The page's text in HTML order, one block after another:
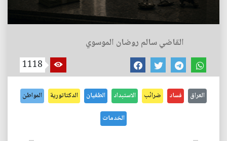
القاضي سالم روضان الموسوي
1118
العراق فساد ضرائب الاستبداد الطغيان الدكتاتورية المواطن
الخدمات